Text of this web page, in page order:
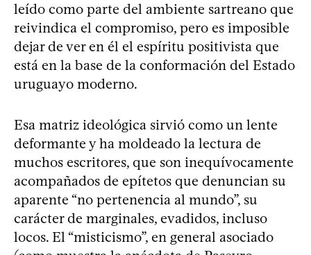
leído como parte del ambiente sartreano que
reivindica el compromiso, pero es imposible
dejar de ver en él el espíritu positivista que
está en la base de la conformación del Estado
uruguayo moderno.
Esa matriz ideológica sirvió como un lente
deformante y ha moldeado la lectura de
muchos escritores, que son inequívocamente
acompañados de epítetos que denuncian su
aparente “no pertenencia al mundo”, su
carácter de marginales, evadidos, incluso
locos. El “misticismo”, en general asociado